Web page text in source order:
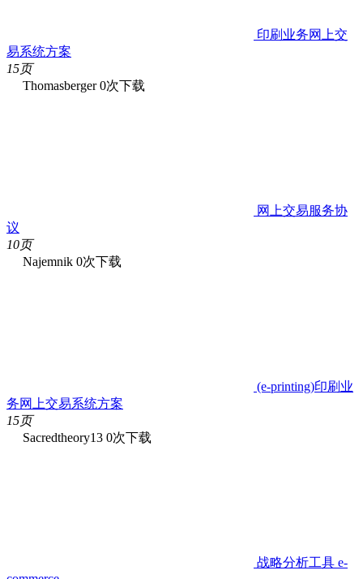
印刷业务网上交
易系统方案
15页
Thomasberger 0次下载
网上交易服务协
议
10页
Najemnik 0次下载
(e-printing)印刷业
务网上交易系统方案
15页
Sacredtheory13 0次下载
战略分析工具 e-